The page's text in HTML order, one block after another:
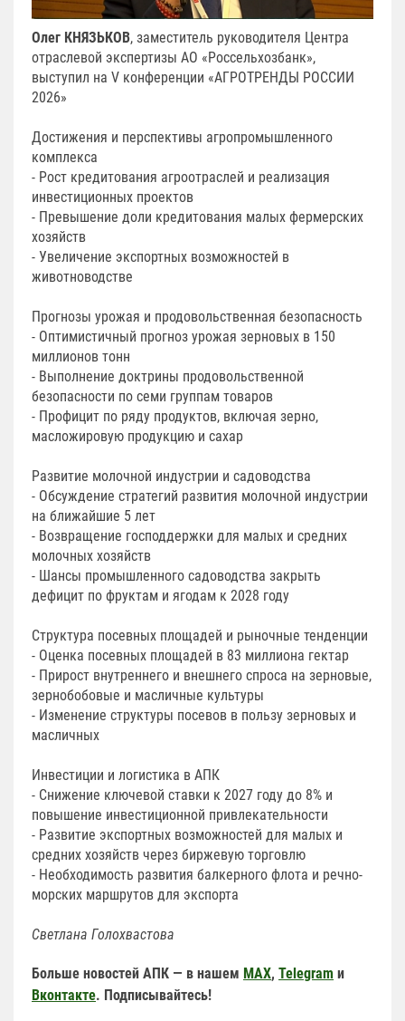
Олег КНЯЗЬКОВ, заместитель руководителя Центра
отраслевой экспертизы АО «Россельхозбанк»,
выступил на V конференции «АГРОТРЕНДЫ РОССИИ
2026»
Достижения и перспективы агропромышленного
комплекса
- Рост кредитования агроотраслей и реализация
инвестиционных проектов
- Превышение доли кредитования малых фермерских
хозяйств
- Увеличение экспортных возможностей в
животноводстве
Прогнозы урожая и продовольственная безопасность
- Оптимистичный прогноз урожая зерновых в 150
миллионов тонн
- Выполнение доктрины продовольственной
безопасности по семи группам товаров
- Профицит по ряду продуктов, включая зерно,
масложировую продукцию и сахар
Развитие молочной индустрии и садоводства
- Обсуждение стратегий развития молочной индустрии
на ближайшие 5 лет
- Возвращение господдержки для малых и средних
молочных хозяйств
- Шансы промышленного садоводства закрыть
дефицит по фруктам и ягодам к 2028 году
Структура посевных площадей и рыночные тенденции
- Оценка посевных площадей в 83 миллиона гектар
- Прирост внутреннего и внешнего спроса на зерновые,
зернобобовые и масличные культуры
- Изменение структуры посевов в пользу зерновых и
масличных
Инвестиции и логистика в АПК
- Снижение ключевой ставки к 2027 году до 8% и
повышение инвестиционной привлекательности
- Развитие экспортных возможностей для малых и
средних хозяйств через биржевую торговлю
- Необходимость развития балкерного флота и речно-
морских маршрутов для экспорта
Светлана Голохвастова
Больше новостей АПК — в нашем MAX, Telegram и
Вконтакте. Подписывайтесь!